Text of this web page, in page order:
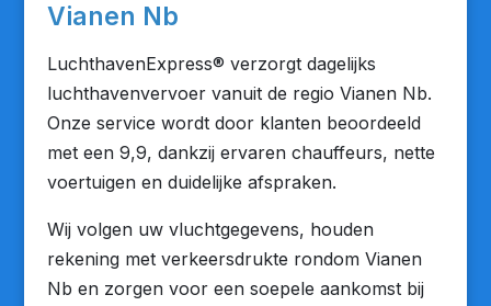
Vianen Nb
LuchthavenExpress® verzorgt dagelijks
luchthavenvervoer vanuit de regio Vianen Nb.
Onze service wordt door klanten beoordeeld
met een 9,9, dankzij ervaren chauffeurs, nette
voertuigen en duidelijke afspraken.
Wij volgen uw vluchtgegevens, houden
rekening met verkeersdrukte rondom Vianen
Nb en zorgen voor een soepele aankomst bij